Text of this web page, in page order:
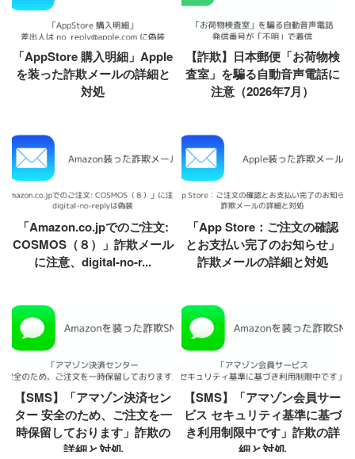
「AppStore 購入明細」Apple
を装った詐欺メールの詳細と
対処
【詐欺】日本郵便「お荷物検
査室」を騙る自動音声電話に
注意（2026年7月）
「Amazon.co.jpでのご注文:
COSMOS（８）」詐欺メール
に注意、digital-no-r...
「App Store：ご注文の確認
とお支払い完了のお知らせ」
詐欺メールの詳細と対処
【SMS】「アマゾン決済セン
ター 安全のため、ご注文を一
時保留しております」詐欺の
詳細と対処
【SMS】「アマゾン会員サー
ビス セキュリティ基準に基づ
き利用制限中です」詐欺の詳
細と対処